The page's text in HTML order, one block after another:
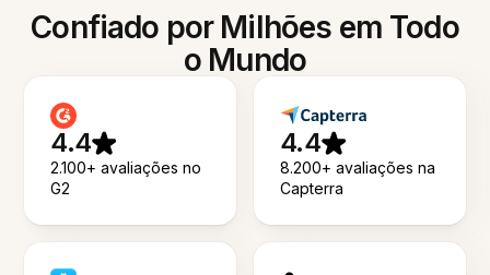
Confiado por Milhões em Todo
o Mundo
4.4
2.100+ avaliações no
G2
4.4
8.200+ avaliações na
Capterra